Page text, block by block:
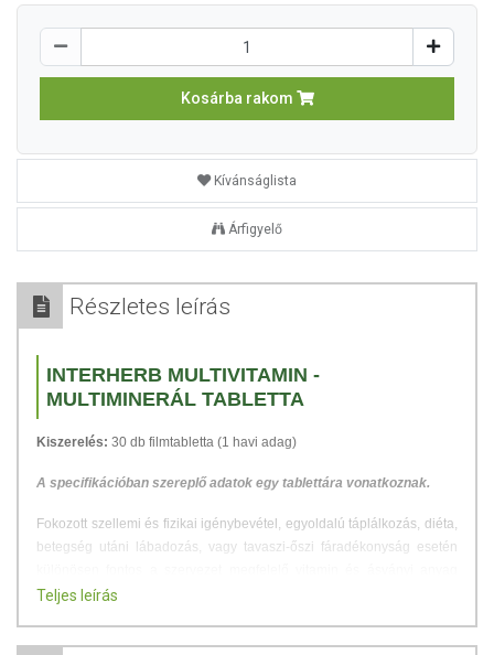
Kosárba rakom
Kívánságlista
Árfigyelő
Részletes leírás
INTERHERB MULTIVITAMIN -
MULTIMINERÁL TABLETTA
Kiszerelés: 30 db filmtabletta (1 havi adag)
A specifikációban szereplő adatok egy tablettára vonatkoznak.
Fokozott szellemi és fizikai igénybevétel, egyoldalú táplálkozás, diéta,
betegség utáni lábadozás, vagy tavaszi-őszi fáradékonyság esetén
ellátása. Az Interherb MULTIVITAMIN & MULTIMINERÁL filmtabletta
Teljes leírás